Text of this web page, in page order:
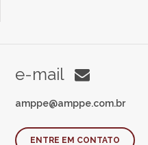
e-mail
amppe@amppe.com.br
ENTRE EM CONTATO